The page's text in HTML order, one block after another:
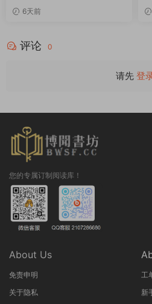
2期 PDF
6天前
评论 0
请先 登
您的专属订制阅读库！
About Us
免责申明
关于隐私
工
新